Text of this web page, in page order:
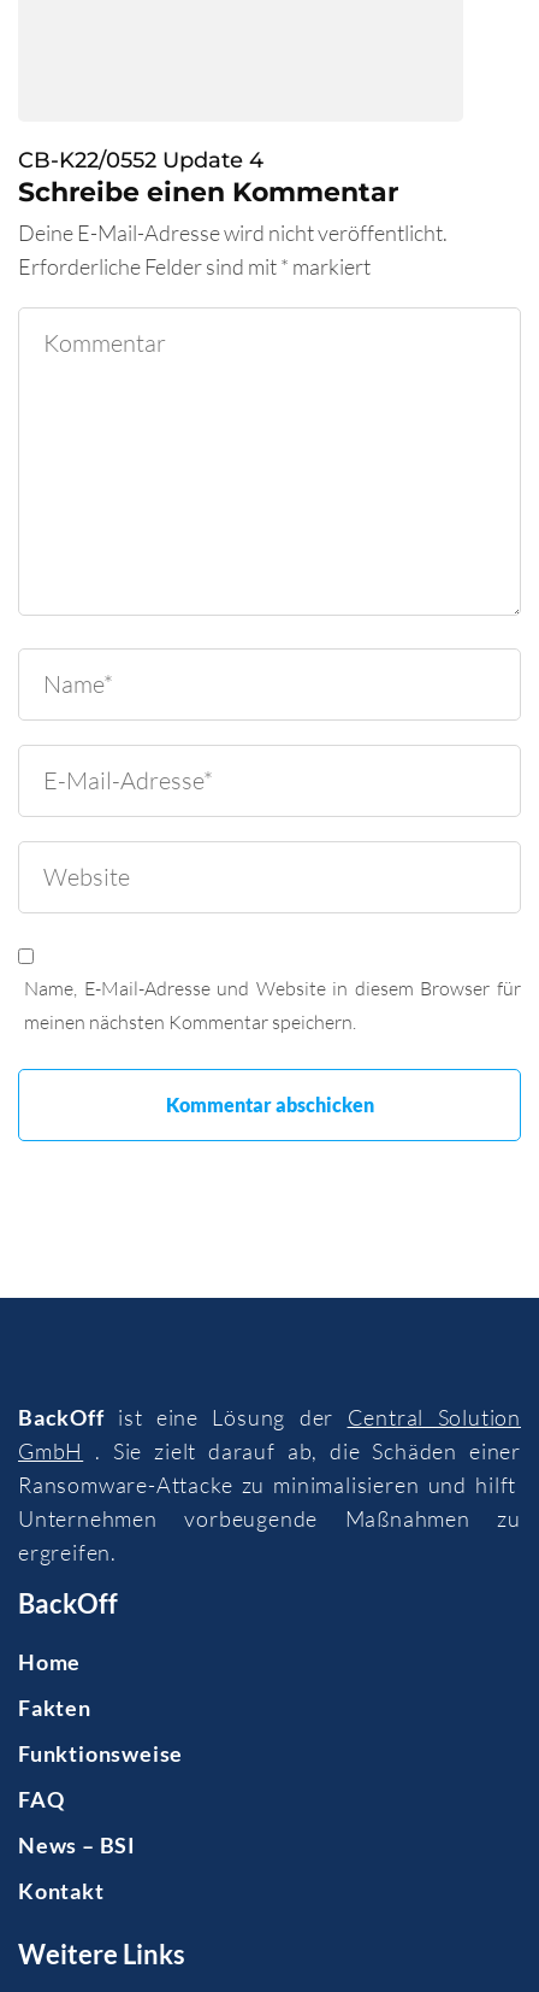
CB-K22/0552 Update 4
Schreibe einen Kommentar
Deine E-Mail-Adresse wird nicht veröffentlicht.
Erforderliche Felder sind mit* markiert
Name, E-Mail-Adresse und Website in diesem Browser für
meinen nächsten Kommentar speichern.
BackOffist eine Lösung der Central Solution
GmbH
. Sie zielt darauf ab, die Schäden einer
Ransomware-Attacke zu minimalisieren und hilft
Unternehmen vorbeugende Maßnahmen zu
ergreifen.
BackOff
Home
Fakten
Funktionsweise
FAQ
News – BSI
Kontakt
Weitere Links